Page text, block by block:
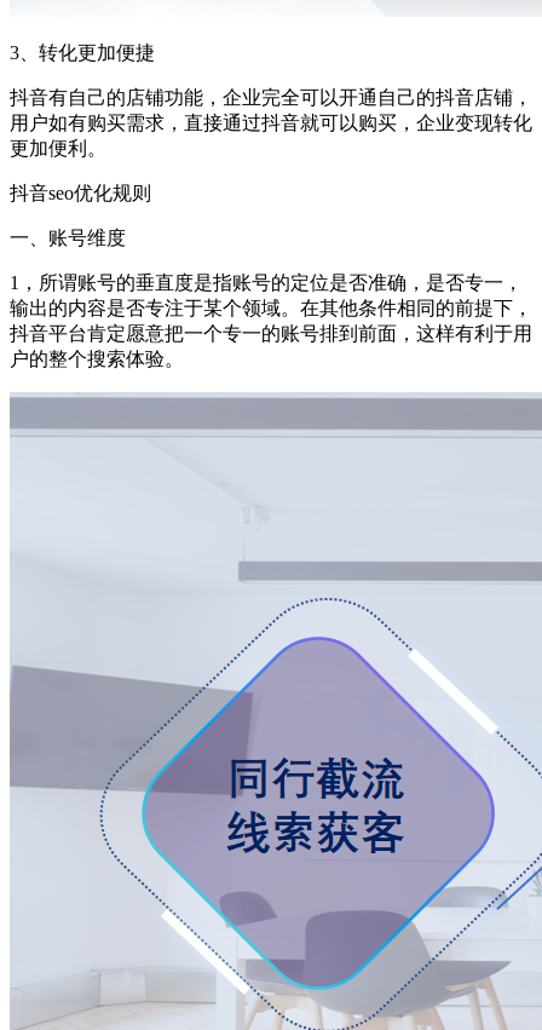
3、转化更加便捷
抖音有自己的店铺功能，企业完全可以开通自己的抖音店铺，
用户如有购买需求，直接通过抖音就可以购买，企业变现转化
更加便利。
抖音seo优化规则
一、账号维度
1，所谓账号的垂直度是指账号的定位是否准确，是否专一，
输出的内容是否专注于某个领域。在其他条件相同的前提下，
抖音平台肯定愿意把一个专一的账号排到前面，这样有利于用
户的整个搜索体验。